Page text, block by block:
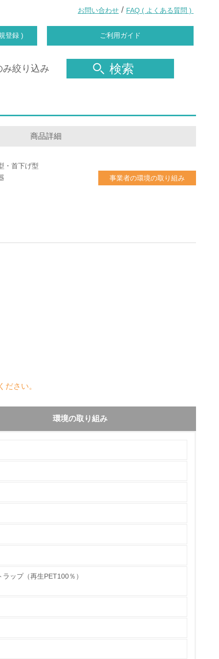
お問い合わせ / FAQ ( よくある質問 )
登録 ) ご利用ガイド
み絞り込み 検索
商品詳細
・首下げ型
事業者の環境の取り組み
さい。
環境の取り組み
ップ（再生PET100％）